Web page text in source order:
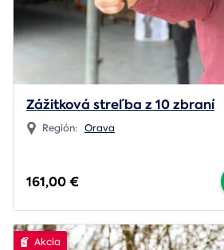
Zážitková streľba z 10 zbraní
Región: Orava
161,00 €
Akcia